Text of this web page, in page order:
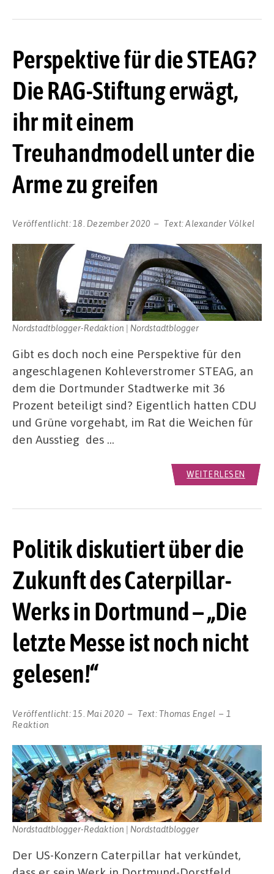
Perspektive für die STEAG?
Die RAG-Stiftung erwägt,
ihr mit einem
Treuhandmodell unter die
Arme zu greifen
Veröffentlicht: 18. Dezember 2020 Text:Alexander Völkel
Nordstadtblogger-Redaktion | Nordstadtblogger
Gibt es doch noch eine Perspektive für den
angeschlagenen Kohleverstromer STEAG, an
dem die Dortmunder Stadtwerke mit 36
Prozent beteiligt sind? Eigentlich hatten CDU
und Grüne vorgehabt, im Rat die Weichen für
den Ausstieg des …
WEITERLESEN
Politik diskutiert über die
Zukunft des Caterpillar-
Werks in Dortmund – „Die
letzte Messe ist noch nicht
gelesen!“
Veröffentlicht: 15. Mai 2020 Text:Thomas Engel
1
Reaktion
Nordstadtblogger-Redaktion | Nordstadtblogger
Der US-Konzern Caterpillar hat verkündet,